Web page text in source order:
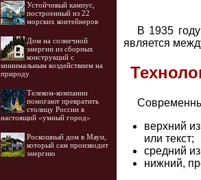
Устойчивый кампус,
построенный из 22
морских контейнеров
Дом на солнечной
энергии из сборных
конструкций с
минимальным воздействием на
природу
Телеком-компании
помогают превратить
столицу России в
настоящий «умный город»
Роскошный дом в Мауи,
который сам производит
энергию
В 1935
является
верхний
или текст;
средний
нижний,